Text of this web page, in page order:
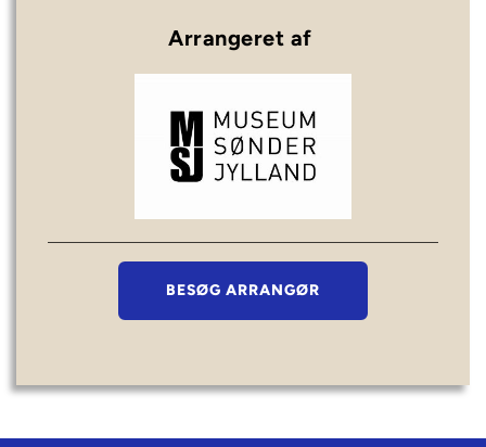
Arrangeret af
BESØG ARRANGØR